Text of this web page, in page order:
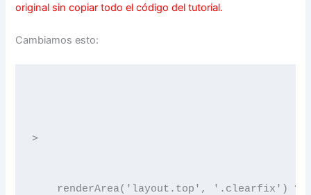
original sin copiar todo el código del tutorial.
Cambiamos esto:
>
renderArea('layout.top', '.clearfix')